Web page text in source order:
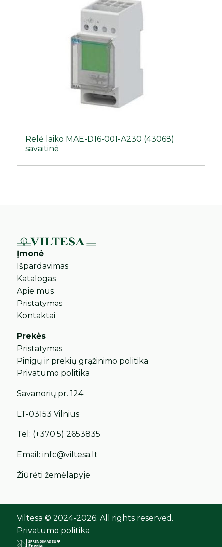
Relė laiko MAE-D16-001-A230 (43068)
savaitinė
Įmonė
Išpardavimas
Katalogas
Apie mus
Pristatymas
Kontaktai
Prekės
Pristatymas
Pinigų ir prekių grąžinimo politika
Privatumo politika
Savanorių pr. 124
LT-03153 Vilnius
Tel: (+370 5) 2653835
Email:info@viltesa.lt
Žiūrėti žemėlapyje
Viltesa © 2024-2026. All rights reserved.
Privatumo politika